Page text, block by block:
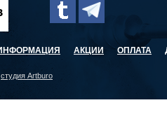
АКЦИИ ОПЛАТА
студия Artburo